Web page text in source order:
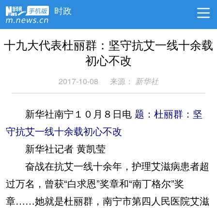
时政
十九大代表杜丽群：坚守抗艾一线十余载
初心不改
2017-10-08 来源： 新华社
新华社南宁１０月８日电 题：杜丽群：坚
守抗艾一线十余载初心不改
新华社记者 黄凯莹
奋战在抗艾一线十余年，护理艾滋病患者超
过万名，曾获“白求恩”奖章和“南丁格尔”奖
章……她就是杜丽群，南宁市第四人民医院艾滋